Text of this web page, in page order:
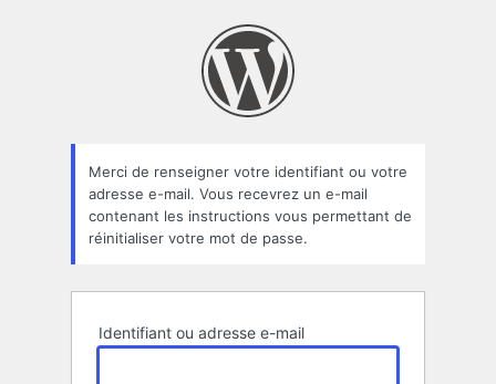
oublié
Merci de renseigner votre identifiant ou votre
adresse e-mail. Vous recevrez un e-mail
contenant les instructions vous permettant de
réinitialiser votre mot de passe.
Identifiant ou adresse e-mail